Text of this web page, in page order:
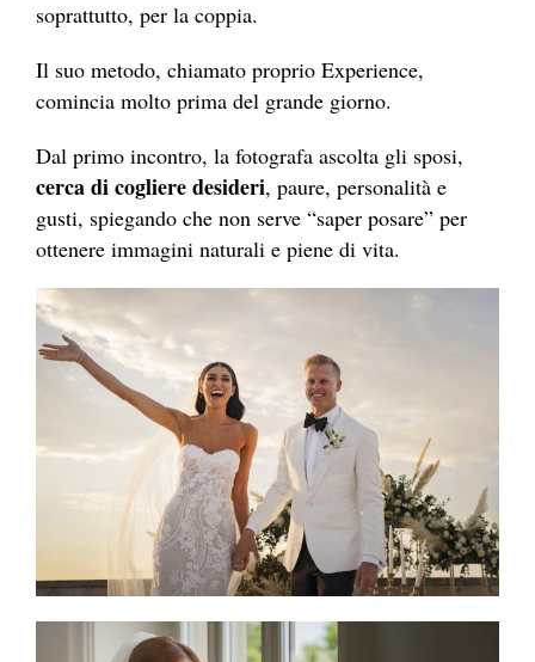
soprattutto, per la coppia.
Il suo metodo, chiamato proprio Experience,
comincia molto prima del grande giorno.
Dal primo incontro, la fotografa ascolta gli sposi,
cerca di cogliere desideri, paure, personalità e
gusti, spiegando che non serve “saper posare” per
ottenere immagini naturali e piene di vita.